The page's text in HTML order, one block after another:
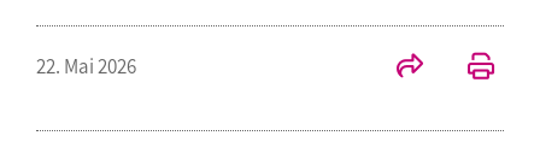
22. Mai 2026